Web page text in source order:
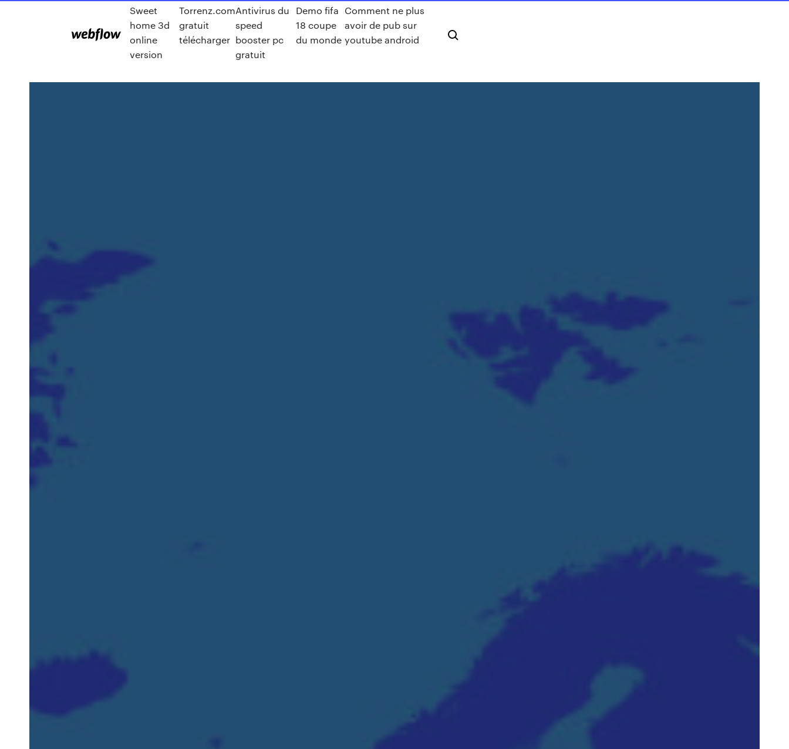
Sweet
home 3d
online
version
Torrenz.com
gratuit
télécharger
Antivirus du
speed
booster pc
gratuit
Demo fifa
18 coupe
du monde
Comment ne plus
avoir de pub sur
youtube android